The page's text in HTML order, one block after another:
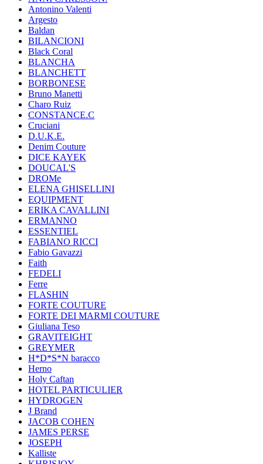
Antonino Valenti
Argesto
Baldan
BILANCIONI
Black Coral
BLANCHA
BLANCHETT
BORBONESE
Bruno Manetti
Charo Ruiz
CONSTANCE.C
Cruciani
D.U.K.E.
Denim Couture
DICE KAYEK
DOUCAL'S
DROMe
ELENA GHISELLINI
EQUIPMENT
ERIKA CAVALLINI
ERMANNO
ESSENTIEL
FABIANO RICCI
Fabio Gavazzi
Faith
FEDELI
Ferre
FLASHIN
FORTE COUTURE
FORTE DEI MARMI COUTURE
Giuliana Teso
GRAVITEIGHT
GREYMER
H*D*S*N baracco
Herno
Holy Caftan
HOTEL PARTICULIER
HYDROGEN
J Brand
JACOB COHEN
JAMES PERSE
JOSEPH
Kalliste